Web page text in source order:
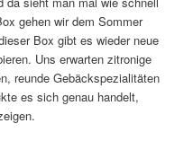
gehen wir dem Sommer
Box gibt es wieder neue
Uns erwarten zitronige
reunde Gebäckspezialitäten
es sich genau handelt,